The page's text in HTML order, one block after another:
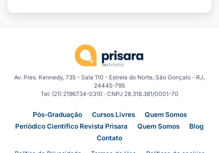
Av. Pres. Kennedy, 735 - Sala 110 - Estrela do Norte, São Gonçalo - RJ,
24445-795
Tel: (21) 2196734-0310 · CNPJ 28.318.381/0001-70
Pós-Graduação Cursos Livres
Quem Somos
Periódico Científico Revista Prisara
Quem Somos
Blog
Contato